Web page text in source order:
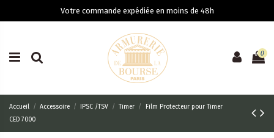
Votre commande expédiée en moins de 48h
0
Accueil Accessoire IPSC /TSV Timer
Film Protecteur pour Timer
CED 7000